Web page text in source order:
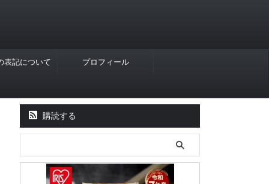
表記について プロフィール
購読する